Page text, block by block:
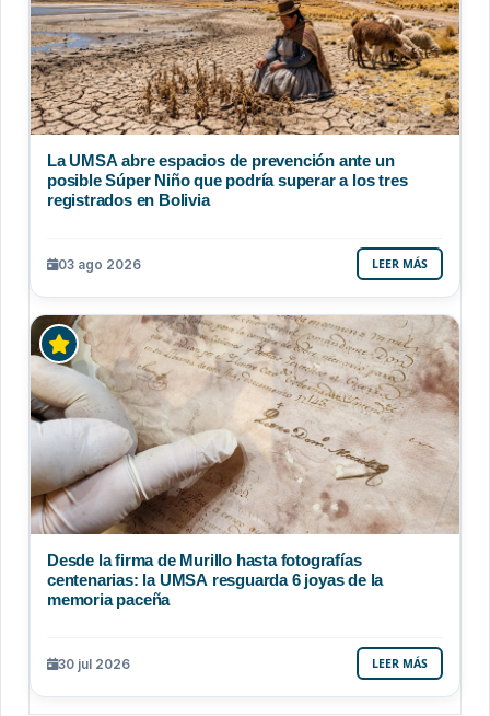
La UMSA abre espacios de prevención ante un
posible Súper Niño que podría superar a los tres
registrados en Bolivia
03 ago 2026 LEER MÁS
Desde la firma de Murillo hasta fotografías
centenarias: la UMSA resguarda 6 joyas de la
memoria paceña
30 jul 2026 LEER MÁS